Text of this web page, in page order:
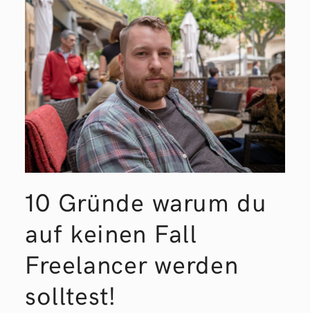
10 Gründe warum du
auf keinen Fall
Freelancer werden
solltest!